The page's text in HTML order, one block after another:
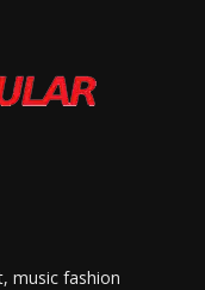
music fashion